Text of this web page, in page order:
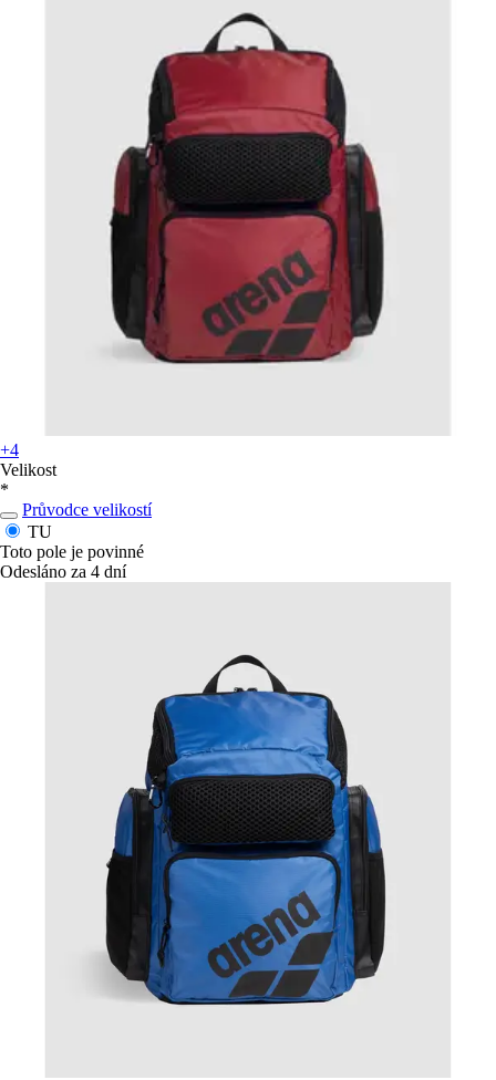
+4
Velikost
*
Průvodce velikostí
TU
Toto pole je povinné
Odesláno za 4 dní